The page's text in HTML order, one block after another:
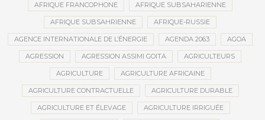
AFRIQUE FRANCOPHONE AFRIQUE SUBSAHARIENNE
AFRIQUE SUBSAHRIENNE AFRIQUE-RUSSIE
AGENCE INTERNATIONALE DE L’ÉNERGIE AGENDA 2063 AGOA
AGRESSION AGRESSION ASSIMI GOITA AGRICULTEURS
AGRICULTURE AGRICULTURE AFRICAINE
AGRICULTURE CONTRACTUELLE AGRICULTURE DURABLE
AGRICULTURE ET ÉLEVAGE AGRICULTURE IRRIGUÉE